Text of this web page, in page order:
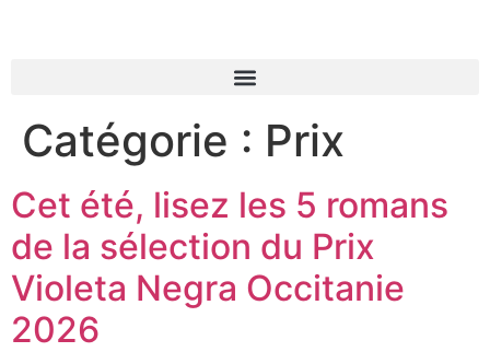
Catégorie : Prix
Cet été, lisez les 5 romans
de la sélection du Prix
Violeta Negra Occitanie
2026